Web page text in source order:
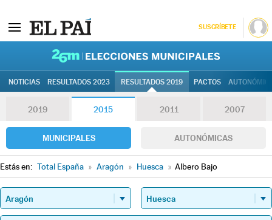
SUSCRÍBETE
NOTICIAS RESULTADOS 2023 RESULTADOS 2019 PACTOS
2019 2015 2011 2007
MUNICIPALES AUTONÓMICAS
Estás en: Total España » Aragón » Huesca » Albero Bajo